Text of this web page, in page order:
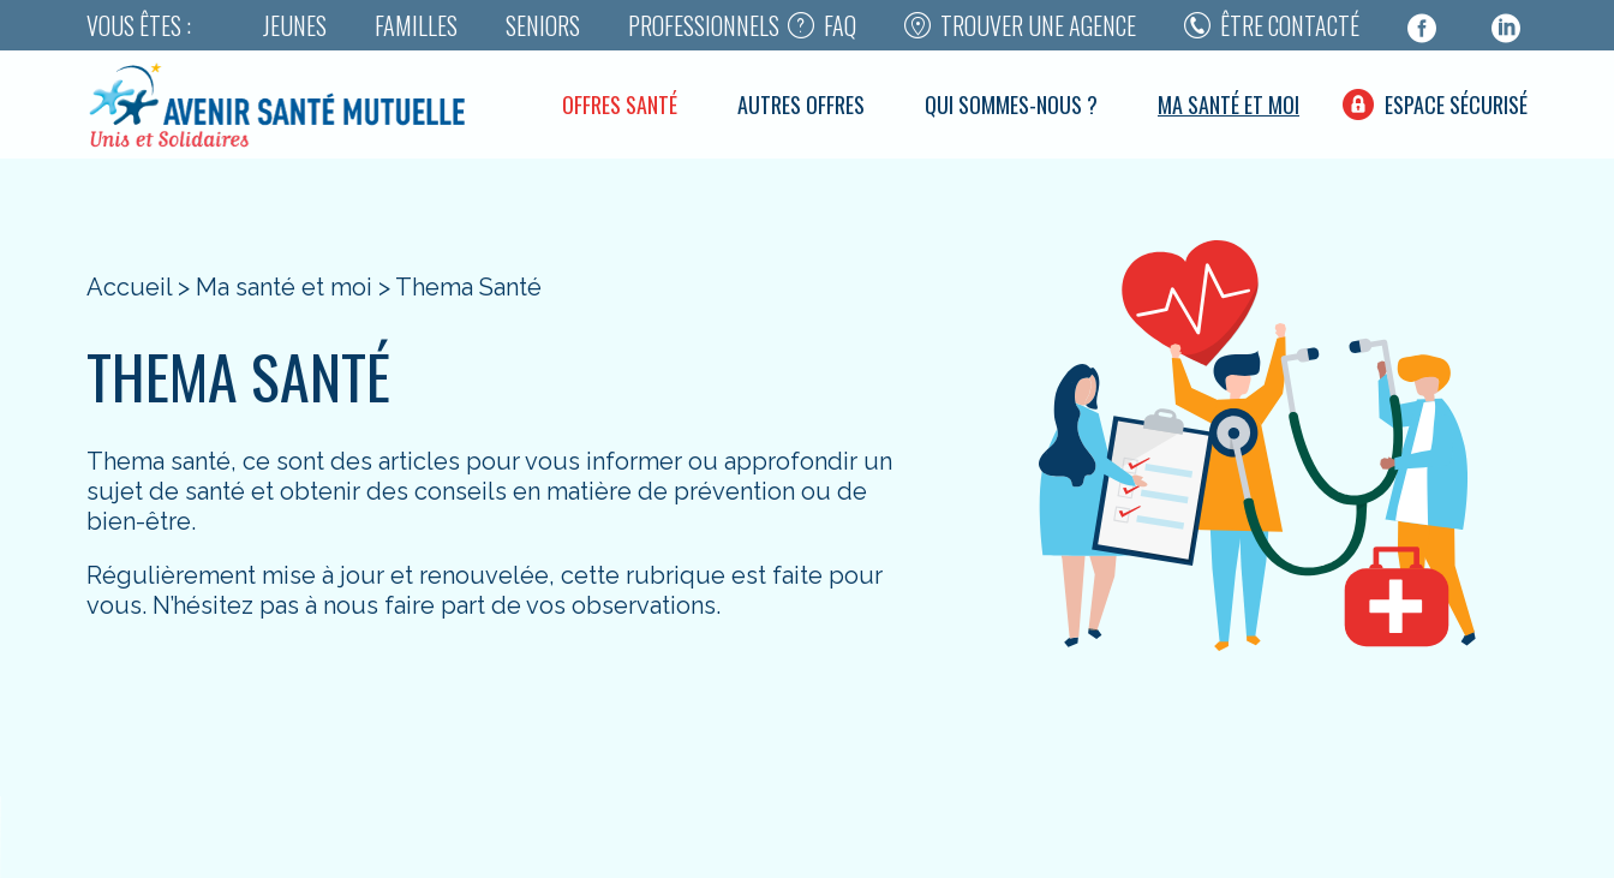
OFFRES SANTÉ AUTRES OFFRES QUI SOMMES-NOUS ? MA SANTÉ ET MOI ESPACE SÉCURISÉ
VOUS ÊTES : JEUNES FAMILLES SENIORS PROFESSIONNELS FAQ TROUVER UNE AGENCE ÊTRE CONTACTÉ
Accueil> Ma santé et moi > Thema Santé
THEMA SANTÉ
Thema santé, ce sont des articles pour vous informer ou approfondir un
sujet de santé et obtenir des conseils en matière de prévention ou de
bien-être.
Régulièrement mise à jour et renouvelée, cette rubrique est faite pour
vous. N’hésitez pas à nous faire part de vos observations.